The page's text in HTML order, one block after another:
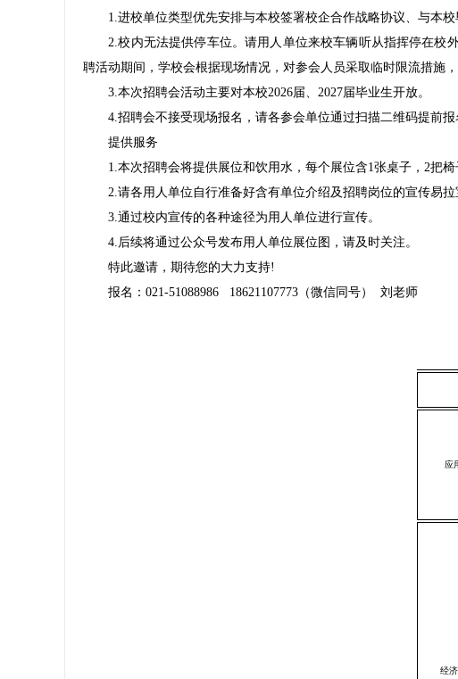
1.进校单位类型优先安排与本校签署校企合作战略协议、与本校
2.校内无法提供停车位。请用人单位来校车辆听从指挥停在校
聘活动期间，学校会根据现场情况，对参会人员采取临时限流措施，
3.本次招聘会活动主要对本校2026届、2027届毕业生开放。
4.招聘会不接受现场报名，请各参会单位通过扫描二维码提前报
提供服务
1.本次招聘会将提供展位和饮用水，每个展位含1张桌子，2把椅
2.请各用人单位自行准备好含有单位介绍及招聘岗位的宣传易拉
3.通过校内宣传的各种途径为用人单位进行宣传。
4.后续将通过公众号发布用人单位展位图，请及时关注。
特此邀请，期待您的大力支持!
报名：021-51088986 18621107773（微信同号） 刘老师
应
经